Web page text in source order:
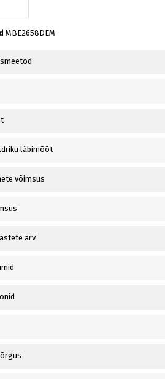
MBE2658DEM
läbimõõt
võimsus
arv